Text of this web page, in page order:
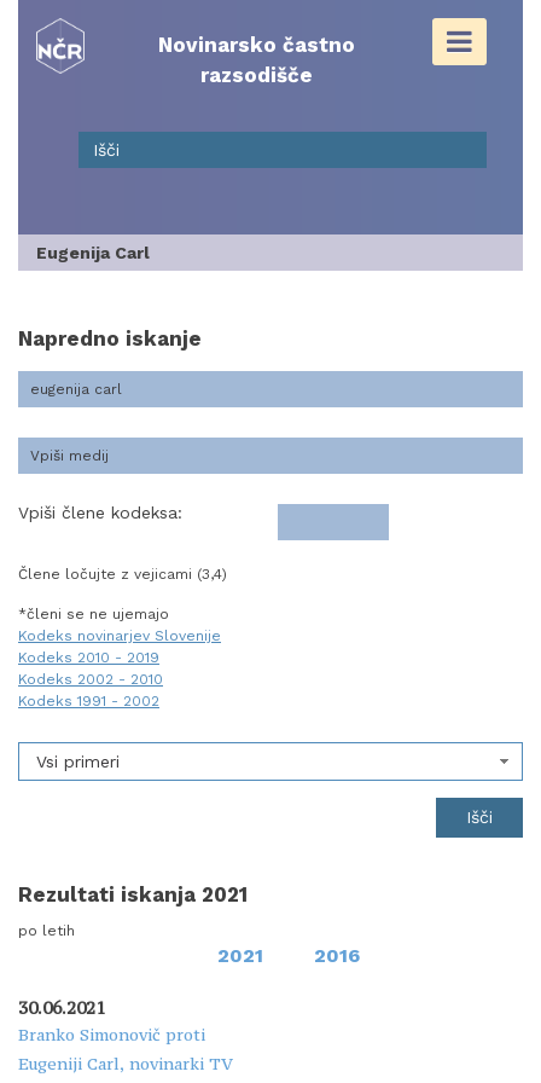
content
Novinarsko častno
razsodišče
Eugenija Carl
Napredno iskanje
Vpiši člene kodeksa:
Člene ločujte z vejicami (3,4)
*členi se ne ujemajo
Kodeks novinarjev Slovenije
Kodeks 2010 - 2019
Kodeks 2002 - 2010
Kodeks 1991 - 2002
Vsi primeri
Rezultati iskanja 2021
po letih
2021 2016
30.06.2021
Branko Simonovič proti
Eugeniji Carl, novinarki TV